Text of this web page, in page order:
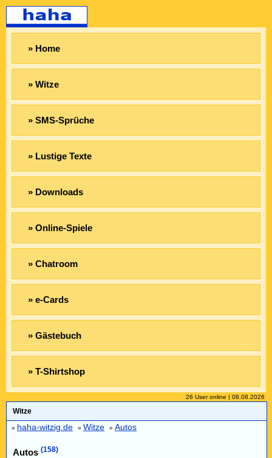
» Home
» Witze
» SMS-Sprüche
» Lustige Texte
» Downloads
» Online-Spiele
» Chatroom
» e-Cards
» Gästebuch
» T-Shirtshop
26 User online | 08.08.2026
Witze
» haha-witzig.de » Witze » Autos
Autos (158)